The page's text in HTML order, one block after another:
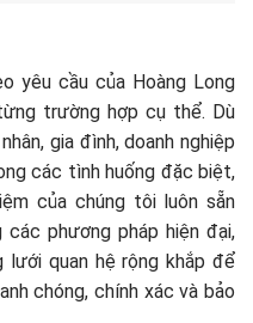
yêu cầu của Hoàng Long
trường hợp cụ thể. Dù
gia đình, doanh nghiệp
các tình huống đặc biệt,
của chúng tôi luôn sẵn
phương pháp hiện đại,
lưới quan hệ rộng khắp để
chóng, chính xác và bảo